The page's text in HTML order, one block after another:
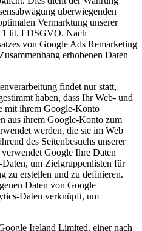
überwiegenden
Vermarktung unserer
1 lit. f DSGVO. Nach
von Google Ads Remarketing
erhobenen Daten
findet nur statt,
haben, dass Ihr Web- und
mit ihrem Google-Konto
aus ihrem Google-Konto zum
werden, die sie im Web
des Seitenbesuchs unserer
Google Ihre Daten
um Zielgruppenlisten für
zu erstellen und zu definieren.
Daten von Google
Daten verknüpft, um
Ireland Limited, einer nach